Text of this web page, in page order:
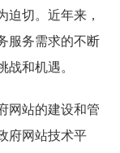
迫切。近年来，
服务需求的不断
和机遇。
网站的建设和管
府网站技术平